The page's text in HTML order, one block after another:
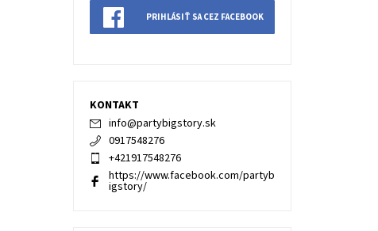
PRIHLÁSIŤ SA CEZ FACEBOOK
KONTAKT
info@partybigstory.sk
0917548276
+421917548276
https://www.facebook.com/partyb
igstory/